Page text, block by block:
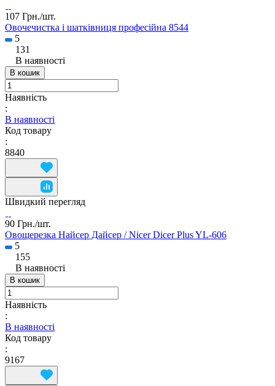
107 Грн./шт.
Овочечистка і шатківниця професійна 8544
5
131
В наявності
В кошик
Наявність
:
В наявності
Код товару
:
8840
Швидкий перегляд
90 Грн./шт.
Овощерезка Найсер Дайсер / Nicer Dicer Plus YL-606
5
155
В наявності
В кошик
Наявність
:
В наявності
Код товару
:
9167